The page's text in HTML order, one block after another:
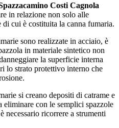
Costi Cagnola
in relazione non solo alle
cui è costituita la canna fumaria.
sono realizzate in acciaio, è
in materiale sintetico non
la superficie interna
lo strato protettivo interno che
si creano depositi di catrame e
con le semplici spazzole
necessario ricorrere a strumenti